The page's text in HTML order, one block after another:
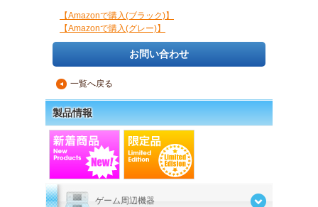
【Amazonで購入(ブラック)】
【Amazonで購入(グレー)】
お問い合わせ
▲ 一覧へ戻る
製品情報
ゲーム周辺機器